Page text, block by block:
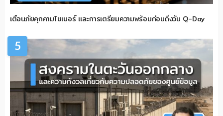
เตือนภัยคุกคามไซเบอร์ และการเตรียมความพร้อมก่อนถึงวัน Q-Day
5